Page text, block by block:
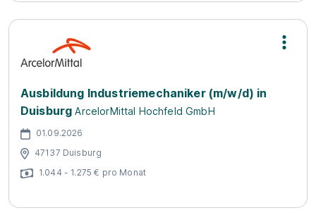
Ausbildung Industriemechaniker (m/w/d) in
Duisburg ArcelorMittal Hochfeld GmbH
01.09.2026
47137 Duisburg
1.044 - 1.275 € pro Monat